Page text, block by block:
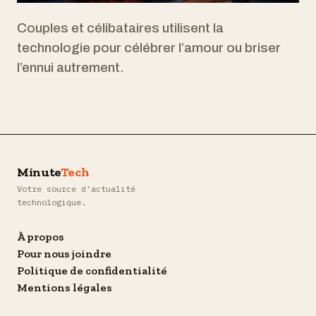
Couples et célibataires utilisent la
technologie pour célébrer l’amour ou briser
l’ennui autrement.
MinuteTech
Votre source d'actualité
technologique.
À propos
Pour nous joindre
Politique de confidentialité
Mentions légales